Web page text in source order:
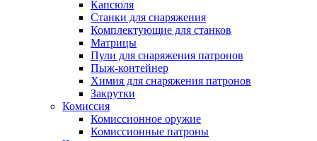
Капсюля
Станки для снаряжения
Комплектующие для станков
Матрицы
Пули для снаряжения патронов
Пыж-контейнер
Химия для снаряжения патронов
Закрутки
Комиссия
Комиссионное оружие
Комиссионные патроны